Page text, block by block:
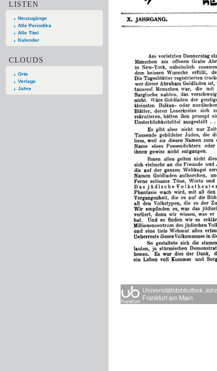
LISTEN
Neuzugänge
Alle Periodika
Alle Titel
Kalender
CLOUDS
Orte
Verlage
Jahre